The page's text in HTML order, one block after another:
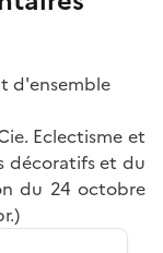
d'ensemble
Eclectisme et
décoratifs et du
du 24 octobre